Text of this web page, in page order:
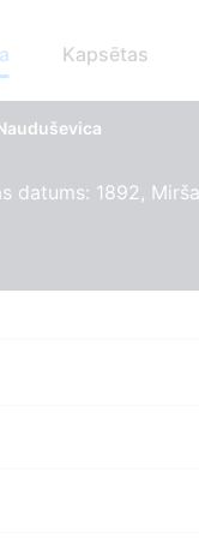
Kapsētas
datums: 1892,